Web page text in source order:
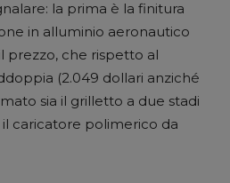
la prima è la finitura
in alluminio aeronautico
prezzo, che rispetto al
(2.049 dollari anziché
sia il grilletto a due stadi
il caricatore polimerico da